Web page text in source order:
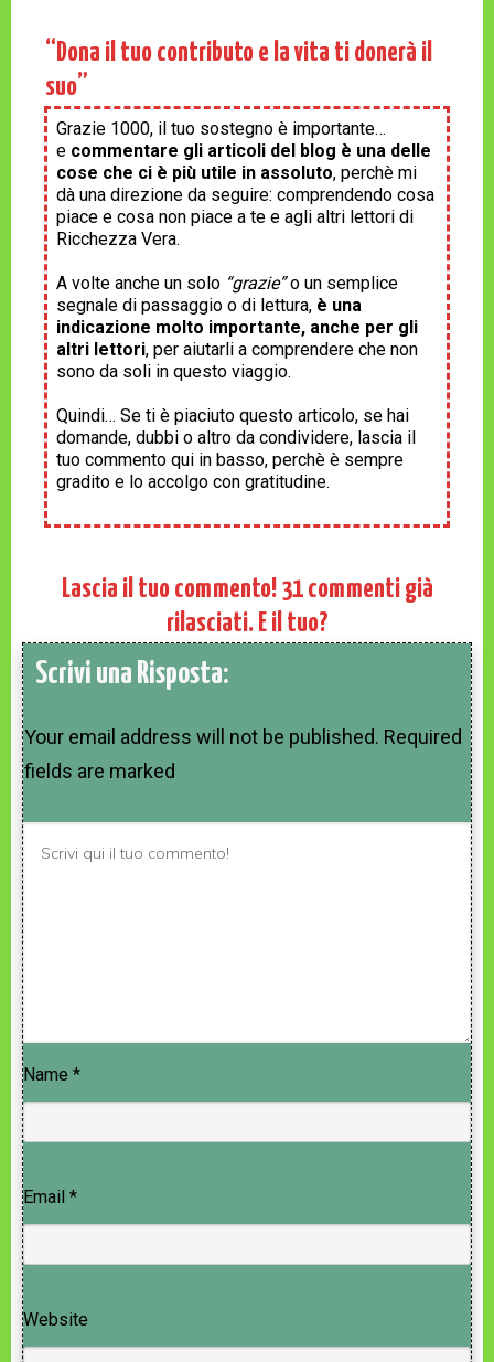
“Dona il tuo contributo e la vita ti donerà il
suo”
Grazie 1000, il tuo sostegno è importante…
e commentare gli articoli del blog è una delle
cose che ci è più utile in assoluto, perchè mi
dà una direzione da seguire: comprendendo cosa
piace e cosa non piace a te e agli altri lettori di
Ricchezza Vera.
A volte anche un solo “grazie”o un semplice
segnale di passaggio o di lettura, è una
indicazione molto importante, anche per gli
altri lettori, per aiutarli a comprendere che non
sono da soli in questo viaggio.
Quindi… Se ti è piaciuto questo articolo, se hai
domande, dubbi o altro da condividere, lascia il
tuo commento qui in basso, perchè è sempre
gradito e lo accolgo con gratitudine.
Lascia il tuo commento! 31commenti già
rilasciati. E il tuo?
Scrivi una Risposta:
Your email address will not be published. Required
fields are marked
Name *
Email *
Website